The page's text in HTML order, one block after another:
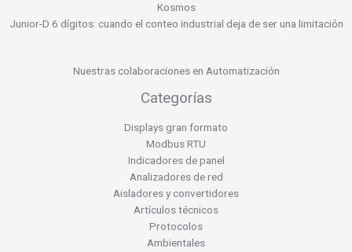
Kosmos
Junior-D 6 dígitos: cuando el conteo industrial deja de ser una limitación
Nuestras colaboraciones en Automatización
Categorías
Displays gran formato
Modbus RTU
Indicadores de panel
Analizadores de red
Aisladores y convertidores
Artículos técnicos
Protocolos
Ambientales